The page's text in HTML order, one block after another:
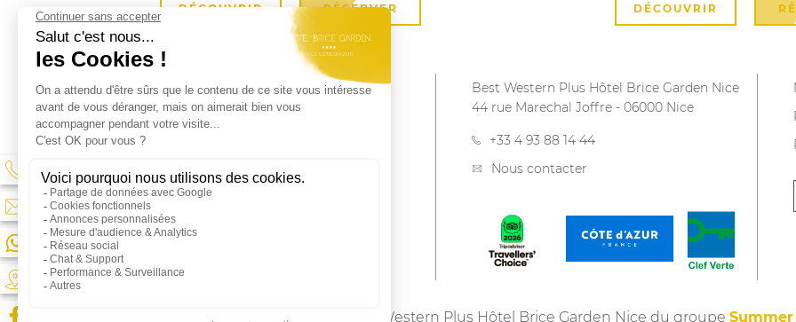
DÉCOUVRIR RÉSERVER DÉCOUVRIR
Best Western Plus Hôtel Brice Garden Nice
44 rue Marechal Joffre -06000 Nice
+33 4 93 88 14 44
Nous contacter
Best Western Plus Hôtel Brice Garden Nice du groupe